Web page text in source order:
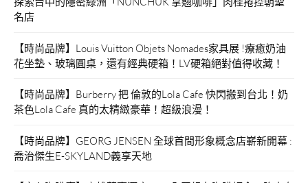
名店
【時尚品牌】Louis Vuitton Objets Nomades家具展 !療癒奶油
花坐墊、玻璃圓桌，還有經典硬箱！LV硬箱絕對值得收藏！
【時尚品牌】Burberry 把 倫敦的Lola Cafe 快閃搬到台北！奶
茶色Lola Cafe 真的太精緻豪華！超級浪漫！
【時尚品牌】GEORG JENSEN 全球首間形象概念店嶄新開幕 :
喬治傑生E-SKYLAND義享天地